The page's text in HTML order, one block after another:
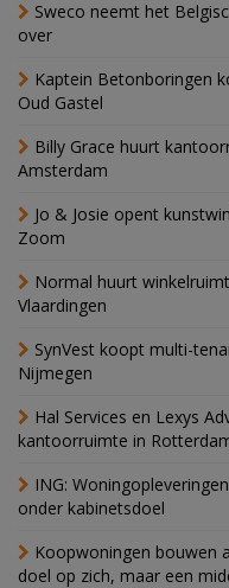
Sweco neemt het
over
Kaptein Betonboringen
Oud Gastel
Billy Grace huurt
Amsterdam
Jo & Josie opent
Zoom
Normal huurt
Vlaardingen
SynVest koopt multi-
Nijmegen
Hal Services en Lexys
kantoorruimte in
ING:
onder kabinetsdoel
Koopwoningen bouwen
doel op zich, maar een